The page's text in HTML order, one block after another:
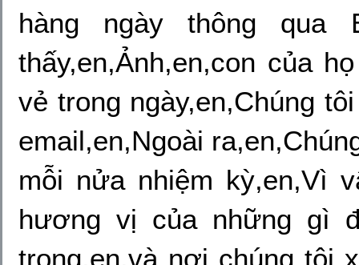
hàng ngày thông qua
thấy,en,Ảnh,en,con của
vẻ trong ngày,en,Chúng
email,en,Ngoài
mỗi nửa nhiệm kỳ,en,Vì
hương vị của những gì
trong,en,và nơi chúng tôi